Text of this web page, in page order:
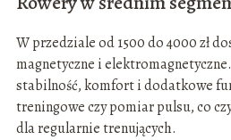
W przedziale od 1500 do 4000 zł
magnetyczne i
stabilność, komfort i dodatkowe
treningowe czy pomiar pulsu, co
dla regularnie trenujących.